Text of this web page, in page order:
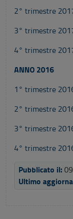
2° trimestre
3° trimestre
4° trimestre
ANNO 2016
1° trimestre
2° trimestre
3° trimestre
4° trimestre
Pubblicato il:
Ultimo